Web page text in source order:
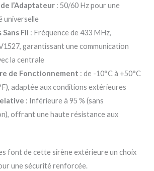
l’Adaptateur: 50/60 Hz pour une
universelle
Fil : Fréquence de 433 MHz,
garantissant une communication
la centrale
de Fonctionnement : de -10°C à +50°C
adaptée aux conditions extérieures
: Inférieure à 95 % (sans
offrant une haute résistance aux
font de cette sirène extérieure un choix
une sécurité renforcée.